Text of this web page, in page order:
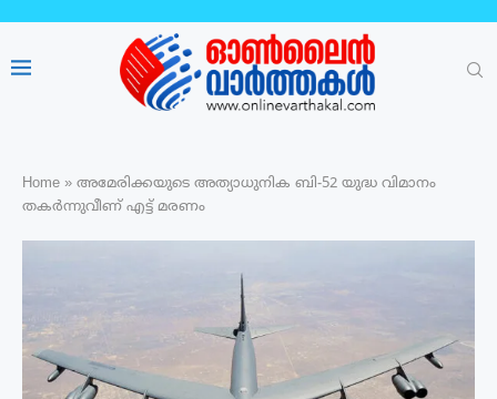
Home » അമേരിക്കയുടെ അത്യാധുനിക ബി-52 യുദ്ധ വിമാനം
തകർന്നുവീണ് എട്ട് മരണം